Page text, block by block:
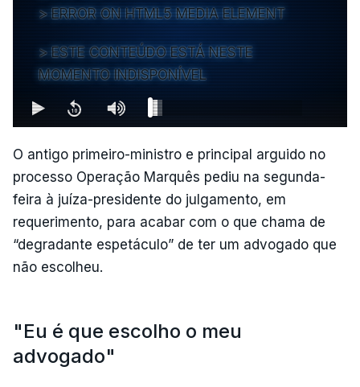
ERROR ON HTML5 MEDIA ELEMENT
ESTE CONTEÚDO ESTÁ NESTE
MOMENTO INDISPONÍVEL
O antigo primeiro-ministro e principal arguido no
processo Operação Marquês pediu na segunda-
feira à juíza-presidente do julgamento, em
requerimento, para acabar com o que chama de
“degradante espetáculo” de ter um advogado que
não escolheu.
"Eu é que escolho o meu
advogado"